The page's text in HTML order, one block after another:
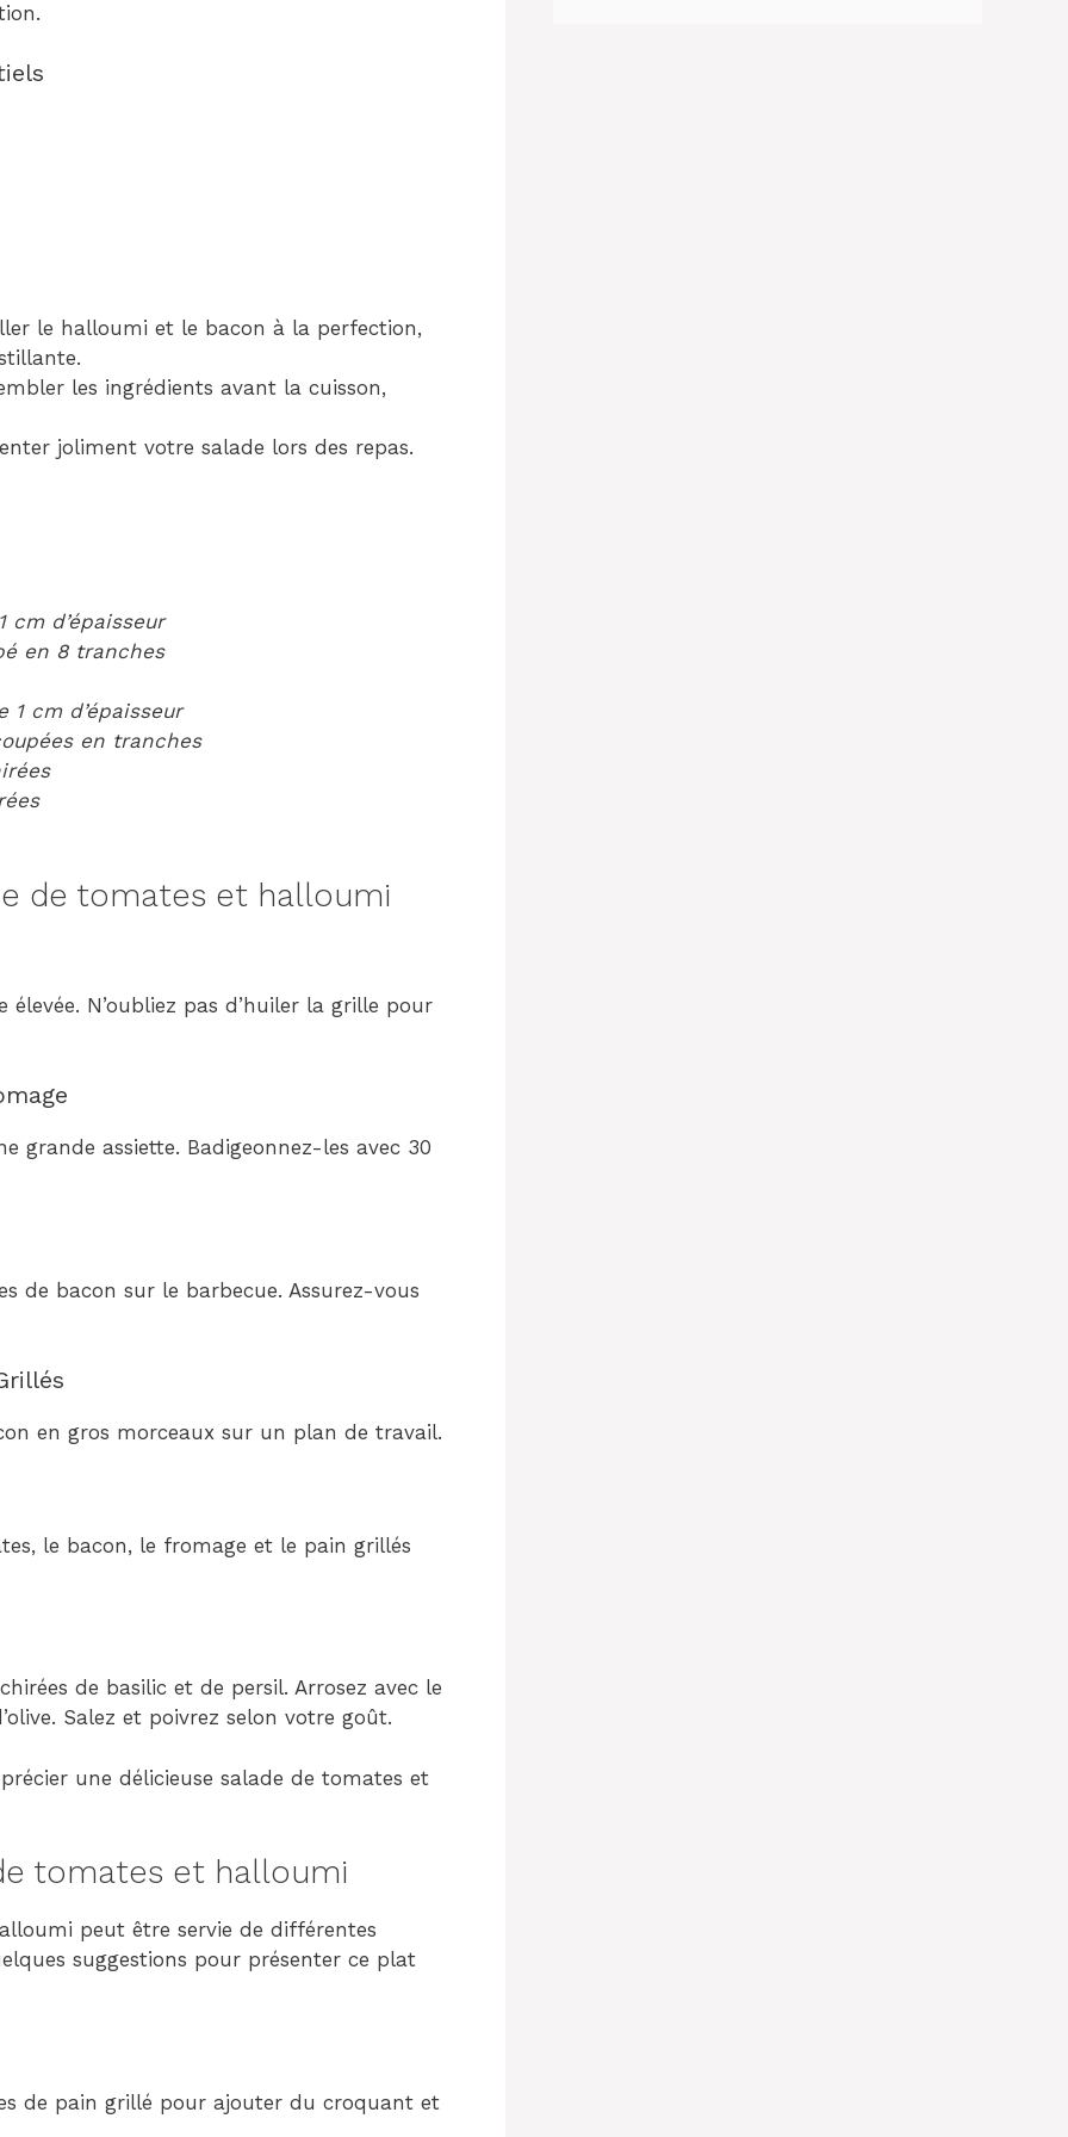
le halloumi et le bacon à la perfection,
les ingrédients avant la cuisson,
joliment votre salade lors des repas.
d’épaisseur
en 8 tranches
cm d’épaisseur
en tranches
de tomates et halloumi
N’oubliez pas d’huiler la grille pour
grande assiette. Badigeonnez-les avec 30
de bacon sur le barbecue. Assurez-vous
en gros morceaux sur un plan de travail.
le bacon, le fromage et le pain grillés
de basilic et de persil. Arrosez avec le
Salez et poivrez selon votre goût.
une délicieuse salade de tomates et
tomates et halloumi
peut être servie de différentes
suggestions pour présenter ce plat
de pain grillé pour ajouter du croquant et